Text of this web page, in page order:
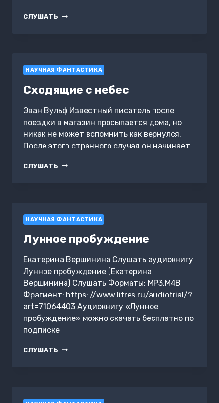
СЛУШАТЬ ПРИТЧА
НАУЧНАЯ ФАНТАСТИКА
Сходящие с небес
Эван Вульф Известный писатель после
поездки в магазин просыпается дома, но
никак не может вспомнить как вернулся.
После этого странного случая он начинает…
СЛУШАТЬ СХОДЯЩИЕ
НАУЧНАЯ ФАНТАСТИКА
Лунное пробуждение
Екатерина Вершинина Слушать аудиокнигу
Лунное пробуждение (Екатерина
Вершинина) Слушать Форматы: MP3,M4B
Фрагмент: https: //www.litres.ru/audiotrial/?
art=71064403 Аудиокнигу «Лунное
пробуждение» можно скачать бесплатно по
подписке
СЛУШАТЬ ЛУННОЕ